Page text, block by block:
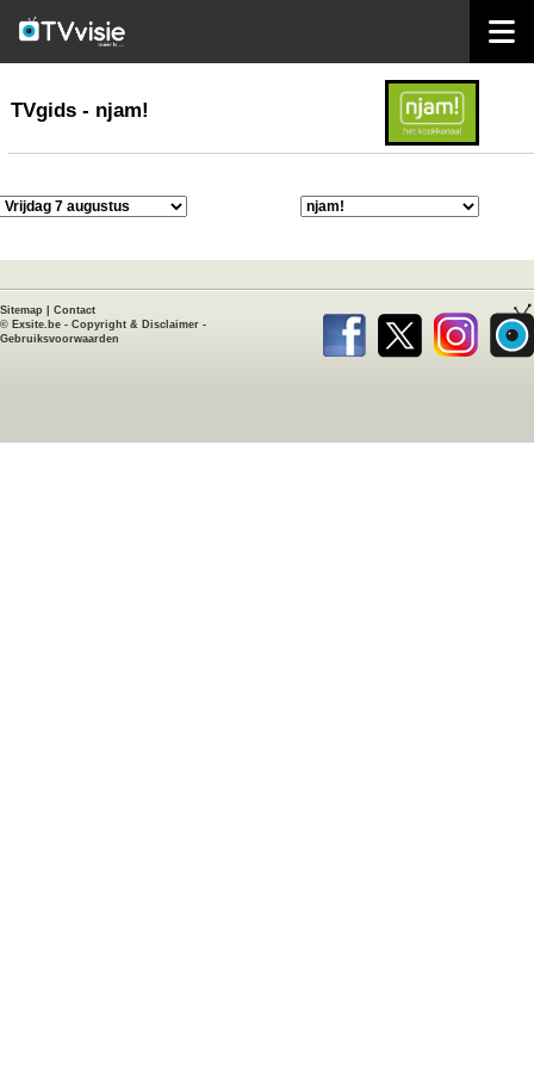
TVgids
TVgids - njam!
Sitemap
Contact
© Exsite.be - Copyright & Disclaimer -
Gebruiksvoorwaarden